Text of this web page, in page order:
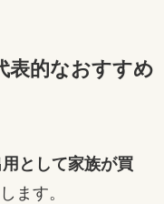
表的なおすすめ
として家族が買
ます。